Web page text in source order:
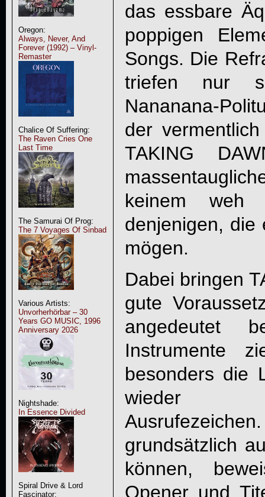
Oregon:
Always, Never, And
Forever (1992) – Vinyl-
Remaster
Chalice Of Suffering:
The Raven Cries One
Last Time
The Samurai Of Prog:
The 7 Voyages Of Sinbad
Various Artists:
Unvorherhörbar – 30
Years GO MUSIC, 1996
Anniversary 2026
Nightshade:
In Essence Divided
Spiral Drive & Lord
Fascinator:
das essbare
poppigen
Songs. Die
triefen nur
Nananana-
der
TAKING
keinem weh
denjenigen, die
mögen.
Dabei bringen
gute
angedeutet
Instrumente
besonders die
wieder
grundsätzlich
können,
Opener und